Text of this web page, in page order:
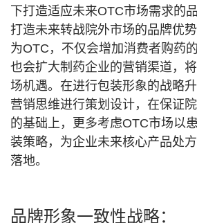
下打造适应未来OTC市场需求的
打造未来转战院外市场的品牌优
为OTC，不仅会增加消费者购药
也会扩大制药企业的营销渠道，
场机遇。在进行包装形象的战略
营销思维进行策划设计，在保证
的基础上，更多考虑OTC市场以
装策略，为企业未来核心产品处
落地。
品牌形象一致性战略：